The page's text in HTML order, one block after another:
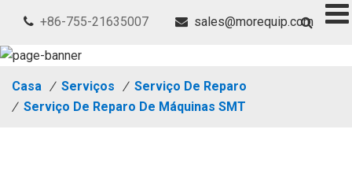
+86-755-21635007 sales@morequip.com
Casa / Serviços / Serviço De Reparo
/ Serviço De Reparo De Máquinas SMT